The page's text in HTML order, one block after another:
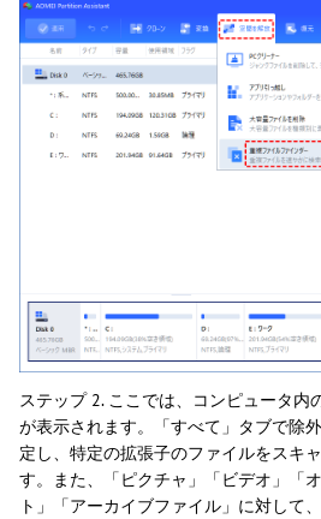
ステップ 2. ここでは、コンピュータ内
が表示されます。「すべて」タブで除
定し、特定の拡張子のファイルをスキ
す。また、「ピクチャ」「ビデオ」「
ト」「アーカイブファイル」に対して